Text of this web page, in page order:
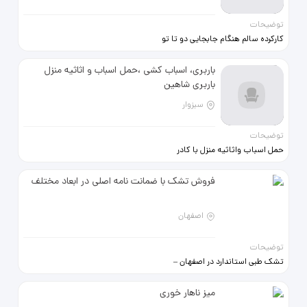
توضیحات
کارکرده سالم هنگام جابجایی دو تا تو
باربری، اسباب کشی ،حمل اسباب و اثاثیه منزل
باربری شاهین
سبزوار
توضیحات
حمل اسباب واثاثیه منزل با کادر
آقای پویانیان کافیست با ما تماس
بگیرید تا از یک اسبابکشی اصولی و
بدون واسطه پویانیان
فروش تشک با ضمانت نامه اصلی در ابعاد مختلف
اصفهان
توضیحات
تشک طبی استاندارد در اصفهان –
راحت و بدون کمردرد هستی، این تشک
مناسبته ✅ ✔ سایزهای موجود: 90 –
میز ناهار خوری